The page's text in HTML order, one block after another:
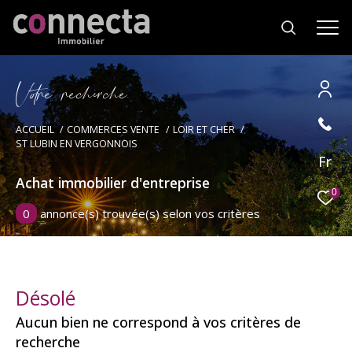
Fr
0
Vore recece
ACCUEIL COMMERCES VENTE
LOIR ET CHER
ST LUBIN EN VERGONNOIS
Achat immobilier d'entreprise
0 annonce(s) trouvée(s) selon vos critères
Désolé
Aucun bien ne correspond à vos critères de
recherche
Effectuer une recherche
et trouver le bien qui correspond à vos
critères
Type
d'offre
Vente immobilier professionnel
bien
Type de bien
Ville